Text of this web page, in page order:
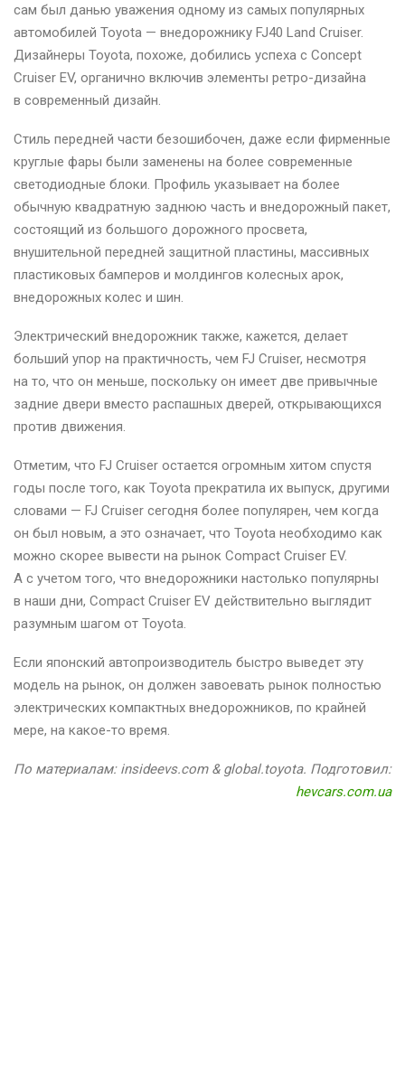
сам был данью уважения одному из самых популярных
автомобилей Toyota — внедорожнику FJ40 Land Cruiser.
Дизайнеры Toyota, похоже, добились успеха с Concept
Cruiser EV, органично включив элементы ретро-дизайна
в современный дизайн.
Стиль передней части безошибочен, даже если фирменные
круглые фары были заменены на более современные
светодиодные блоки. Профиль указывает на более
обычную квадратную заднюю часть и внедорожный пакет,
состоящий из большого дорожного просвета,
внушительной передней защитной пластины, массивных
пластиковых бамперов и молдингов колесных арок,
внедорожных колес и шин.
Электрический внедорожник также, кажется, делает
больший упор на практичность, чем FJ Cruiser, несмотря
на то, что он меньше, поскольку он имеет две привычные
задние двери вместо распашных дверей, открывающихся
против движения.
Отметим, что FJ Cruiser остается огромным хитом спустя
годы после того, как Toyota прекратила их выпуск, другими
словами — FJ Cruiser сегодня более популярен, чем когда
он был новым, а это означает, что Toyota необходимо как
можно скорее вывести на рынок Compact Cruiser EV.
А с учетом того, что внедорожники настолько популярны
в наши дни, Compact Cruiser EV действительно выглядит
разумным шагом от Toyota.
Если японский автопроизводитель быстро выведет эту
модель на рынок, он должен завоевать рынок полностью
электрических компактных внедорожников, по крайней
мере, на какое-то время.
По материалам: insideevs.com & global.toyota. Подготовил:
hevcars.com.ua